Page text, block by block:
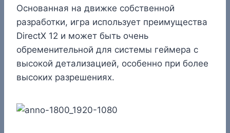
Основанная на движке собственной
разработки, игра использует преимущества
DirectX 12 и может быть очень
обременительной для системы геймера с
высокой детализацией, особенно при более
высоких разрешениях.